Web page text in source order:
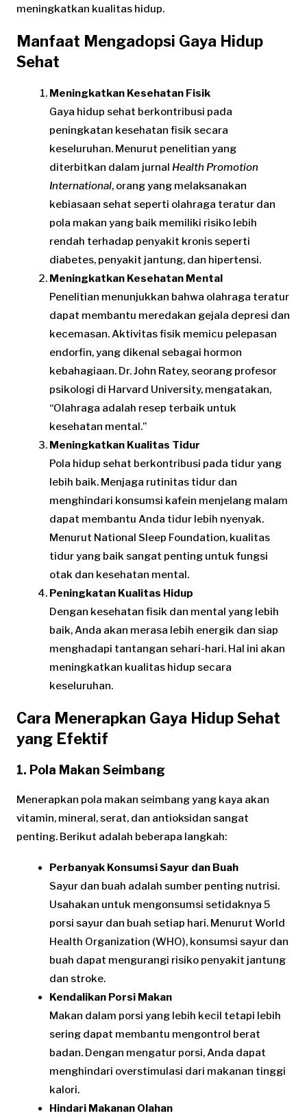
meningkatkan kualitas hidup.
Manfaat Mengadopsi Gaya Hidup
Sehat
Meningkatkan Kesehatan Fisik
Gaya hidup sehat berkontribusi pada
peningkatan kesehatan fisik secara
keseluruhan. Menurut penelitian yang
diterbitkan dalam jurnal Health Promotion
International, orang yang melaksanakan
kebiasaan sehat seperti olahraga teratur dan
pola makan yang baik memiliki risiko lebih
rendah terhadap penyakit kronis seperti
diabetes, penyakit jantung, dan hipertensi.
Meningkatkan Kesehatan Mental
Penelitian menunjukkan bahwa olahraga teratur
dapat membantu meredakan gejala depresi dan
kecemasan. Aktivitas fisik memicu pelepasan
endorfin, yang dikenal sebagai hormon
kebahagiaan. Dr. John Ratey, seorang profesor
psikologi di Harvard University, mengatakan,
“Olahraga adalah resep terbaik untuk
kesehatan mental.”
Meningkatkan Kualitas Tidur
Pola hidup sehat berkontribusi pada tidur yang
lebih baik. Menjaga rutinitas tidur dan
menghindari konsumsi kafein menjelang malam
dapat membantu Anda tidur lebih nyenyak.
Menurut National Sleep Foundation, kualitas
tidur yang baik sangat penting untuk fungsi
otak dan kesehatan mental.
Peningkatan Kualitas Hidup
Dengan kesehatan fisik dan mental yang lebih
baik, Anda akan merasa lebih energik dan siap
menghadapi tantangan sehari-hari. Hal ini akan
meningkatkan kualitas hidup secara
keseluruhan.
Cara Menerapkan Gaya Hidup Sehat
yang Efektif
1. Pola Makan Seimbang
Menerapkan pola makan seimbang yang kaya akan
vitamin, mineral, serat, dan antioksidan sangat
penting. Berikut adalah beberapa langkah:
Perbanyak Konsumsi Sayur dan Buah
Sayur dan buah adalah sumber penting nutrisi.
Usahakan untuk mengonsumsi setidaknya 5
porsi sayur dan buah setiap hari. Menurut World
Health Organization (WHO), konsumsi sayur dan
buah dapat mengurangi risiko penyakit jantung
dan stroke.
Kendalikan Porsi Makan
Makan dalam porsi yang lebih kecil tetapi lebih
sering dapat membantu mengontrol berat
badan. Dengan mengatur porsi, Anda dapat
menghindari overstimulasi dari makanan tinggi
kalori.
Hindari Makanan Olahan